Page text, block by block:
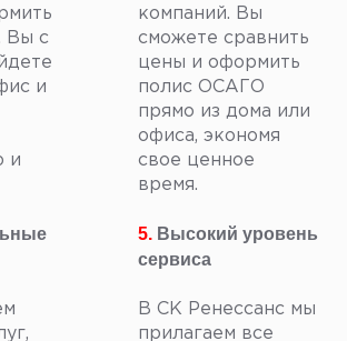
Вы с
и
и
компаний. Вы
сможете сравнить
цены и оформить
полис ОСАГО
прямо из дома или
офиса, экономя
свое ценное
время.
5. Высокий уровень
сервиса
В СК Ренессанс мы
прилагаем все